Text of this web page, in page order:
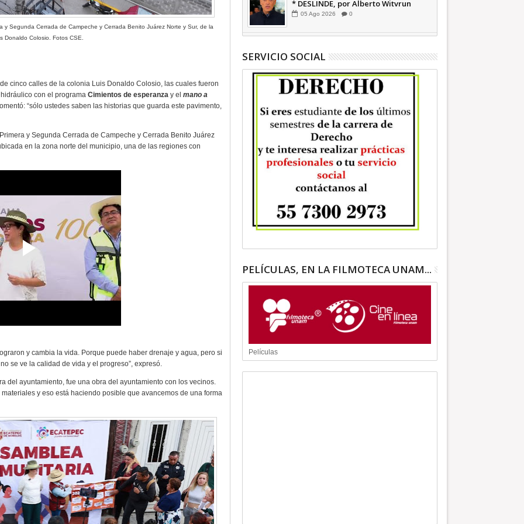
y Segunda Cerrada de Campeche y Cerrada Benito Juárez Norte y Sur, de la
Donaldo Colosio. Fotos CSE.
cinco calles de la colonia Luis Donaldo Colosio, las cuales fueron
con el programa Cimientos de esperanzay el mano a
“sólo ustedes saben las historias que guarda este pavimento,
y Segunda Cerrada de Campeche y Cerrada Benito Juárez
en la zona norte del municipio, una de las regiones con
y cambia la vida. Porque puede haber drenaje y agua, pero si
se ve la calidad de vida y el progreso”, expresó.
del ayuntamiento, fue una obra del ayuntamiento con los vecinos.
y eso está haciendo posible que avancemos de una forma
* DESLINDE, por Alberto Witvrun
OPINIÓN
05 Ago 2026 0
SERVICIO SOCIAL
PELÍCULAS, EN LA FILMOTECA UNAM...
Películas